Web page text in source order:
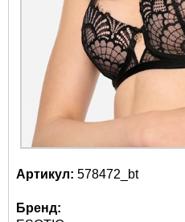
Артикул: 578472_bt
Бренд: